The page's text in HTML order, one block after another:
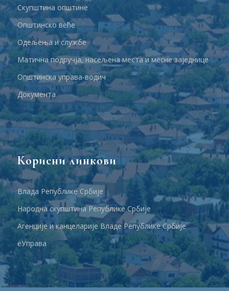
Скупштина општине
Општинско веће
Одељења и службе
Матична подручја, насељена места и месне заједнице
Општинска управа-водич
Документа
Корисни линкови
Влада Републике Србије
Народна скупштина Републике Србије
Агенције и канцеларије Владе Републике Србије
еУправа